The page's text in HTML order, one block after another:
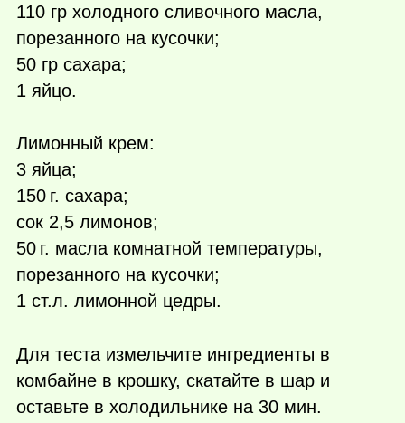
110 гр холодного сливочного масла,
порезанного на кусочки;
50 гр сахара;
1 яйцо.
Лимонный крем:
3 яйца;
150 г. сахара;
сок 2,5 лимонов;
50 г. масла комнатной температуры,
порезанного на кусочки;
1 ст.л. лимонной цедры.
Для теста измельчите ингредиенты в
комбайне в крошку, скатайте в шар и
оставьте в холодильнике на 30 мин.